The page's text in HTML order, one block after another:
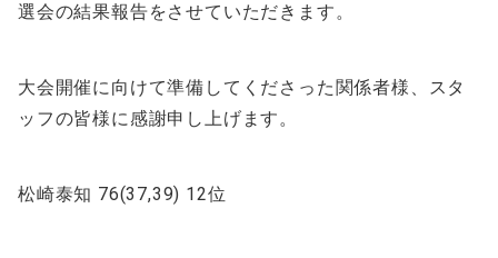
選会の結果報告をさせていただきます。
大会開催に向けて準備してくださった関係者様、スタ
ッフの皆様に感謝申し上げます。
松崎泰知 76(37,39) 12位